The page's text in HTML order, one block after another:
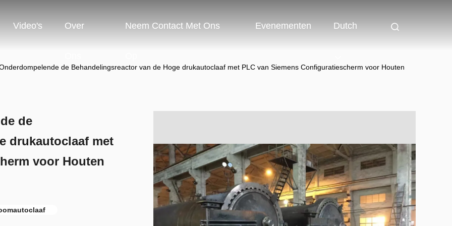
Video's Over Neem Contact Met Ons Evenementen Dutch
de Behandelingsreactor van de Hoge drukautoclaaf met PLC van Siemens Configuratiescherm voor Houten
de
drukautoclaaf met
voor Houten